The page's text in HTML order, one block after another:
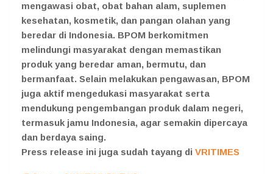
mengawasi obat, obat bahan alam, suplemen
kesehatan, kosmetik, dan pangan olahan yang
beredar di Indonesia. BPOM berkomitmen
melindungi masyarakat dengan memastikan
produk yang beredar aman, bermutu, dan
bermanfaat. Selain melakukan pengawasan, BPOM
juga aktif mengedukasi masyarakat serta
mendukung pengembangan produk dalam negeri,
termasuk jamu Indonesia, agar semakin dipercaya
dan berdaya saing.
Press release ini juga sudah tayang di VRITIMES